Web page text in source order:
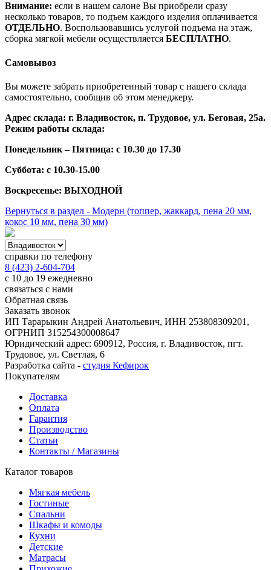
Внимание: если в нашем салоне Вы приобрели сразу
несколько товаров, то подъем каждого изделия оплачивается
ОТДЕЛЬНО. Воспользовавшись услугой подъема на этаж,
сборка мягкой мебели осуществляется БЕСПЛАТНО.
Самовывоз
Вы можете забрать приобретенный товар с нашего склада
самостоятельно, сообщив об этом менеджеру.
Адрес склада: г. Владивосток, п. Трудовое, ул. Беговая, 25а.
Режим работы склада:
Понедельник – Пятница: с 10.30 до 17.30
Суббота: с 10.30-15.00
Воскресенье: ВЫХОДНОЙ
Вернуться в раздел - Модерн (топпер, жаккард, пена 20 мм,
кокос 10 мм, пена 30 мм)
справки по телефону
8 (423) 2-604-704
с 10 до 19 ежедневно
связаться с нами
Обратная связь
Заказать звонок
ИП Тарарыкин Андрей Анатольевич, ИНН 253808309201,
ОГРНИП 315254300008647
Юридический адрес: 690912, Россия, г. Владивосток, пгт.
Трудовое, ул. Светлая, 6
Разработка сайта - студия Кефирок
Покупателям
Доставка
Оплата
Гарантия
Производство
Статьи
Контакты / Магазины
Каталог товаров
Мягкая мебель
Гостиные
Спальни
Шкафы и комоды
Кухни
Детские
Матрасы